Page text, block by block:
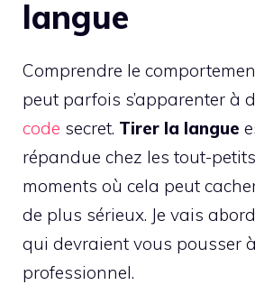
langue
Comprendre le
peut parfois s’apparenter à
code secret. Tirer la langue
répandue chez les tout-
moments où cela peut
de plus sérieux. Je vais
qui devraient vous pousser
professionnel.